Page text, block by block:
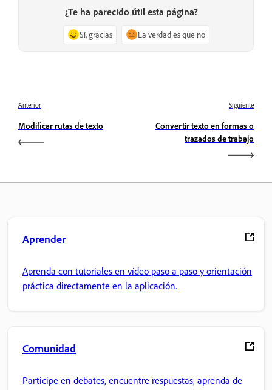
¿Te ha parecido útil esta página?
Sí, gracias La verdad es que no
Anterior
Modificar rutas de texto
Siguiente
Convertir texto en formas o
trazados de trabajo
Aprender
Aprenda con tutoriales en vídeo paso a paso y orientación
práctica directamente en la aplicación.
Comunidad
Participe en debates, encuentre respuestas, aprenda de